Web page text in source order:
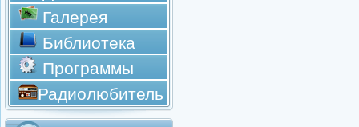
Галерея
Библиотека
Программы
Радиолюбитель